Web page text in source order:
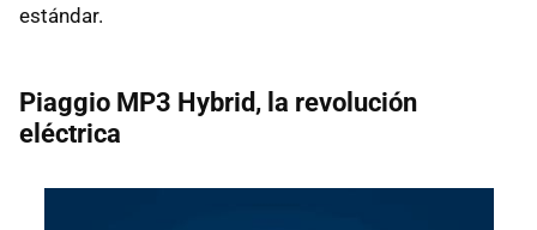
estándar.
Piaggio MP3 Hybrid, la revolución
eléctrica